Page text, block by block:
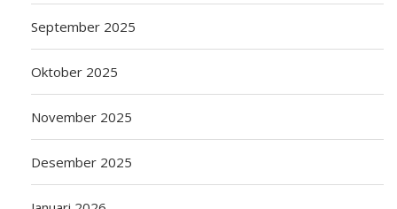
September 2025
Oktober 2025
November 2025
Desember 2025